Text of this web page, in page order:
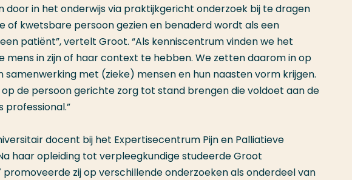
in het onderwijs via praktijkgericht onderzoek bij te dragen
of kwetsbare persoon gezien en benaderd wordt als een
patiënt”, vertelt Groot. “Als kenniscentrum vinden we het
in zijn of haar context te hebben. We zetten daarom in op
met (zieke) mensen en hun naasten vorm krijgen.
de persoon gerichte zorg tot stand brengen die voldoet aan de
professional.”
docent bij het Expertisecentrum Pijn en Palliatieve
haar opleiding tot verpleegkundige studeerde Groot
zij op verschillende onderzoeken als onderdeel van